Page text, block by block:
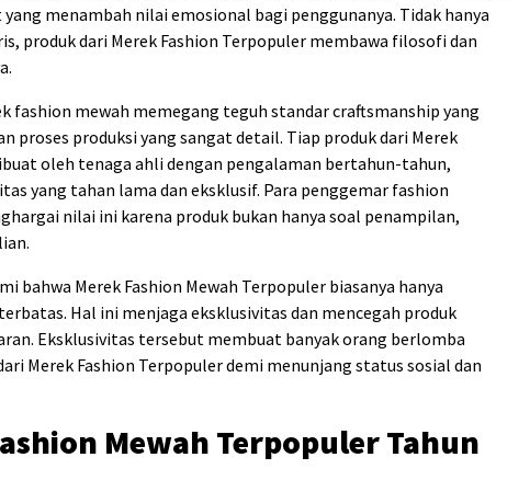
menambah nilai emosional bagi penggunanya. Tidak hanya
produk dari Merek Fashion Terpopuler membawa filosofi dan
fashion mewah memegang teguh standar craftsmanship yang
proses produksi yang sangat detail. Tiap produk dari Merek
oleh tenaga ahli dengan pengalaman bertahun-tahun,
yang tahan lama dan eksklusif. Para penggemar fashion
nilai ini karena produk bukan hanya soal penampilan,
bahwa Merek Fashion Mewah Terpopuler biasanya hanya
Hal ini menjaga eksklusivitas dan mencegah produk
Eksklusivitas tersebut membuat banyak orang berlomba
Merek Fashion Terpopuler demi menunjang status sosial dan
Mewah Terpopuler Tahun